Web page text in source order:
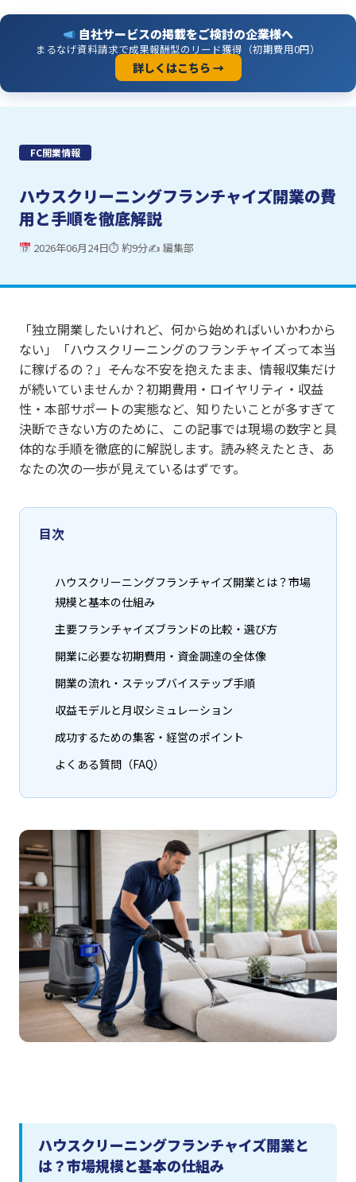
自社サービスの掲載をご検討の企業様へ
まるなげ資料請求で成果報酬型のリード獲得（初期費用0円）
詳しくはこちら →
FC開業情報
ハウスクリーニングフランチャイズ開業の費
用と手順を徹底解説
2026年06月24日⏱ 約9分✍ 編集部
「独立開業したいけれど、何から始めればいいかわから
ない」「ハウスクリーニングのフランチャイズって本当
に稼げるの？」――そんな不安を抱えたまま、情報収集だけ
が続いていませんか？初期費用・ロイヤリティ・収益
性・本部サポートの実態など、知りたいことが多すぎて
決断できない方のために、この記事では現場の数字と具
体的な手順を徹底的に解説します。読み終えたとき、あ
なたの次の一歩が見えているはずです。
目次
ハウスクリーニングフランチャイズ開業とは？市場
規模と基本の仕組み
主要フランチャイズブランドの比較・選び方
開業に必要な初期費用・資金調達の全体像
開業の流れ・ステップバイステップ手順
収益モデルと月収シミュレーション
成功するための集客・経営のポイント
よくある質問（FAQ）
ハウスクリーニングフランチャイズ開業と
は？市場規模と基本の仕組み